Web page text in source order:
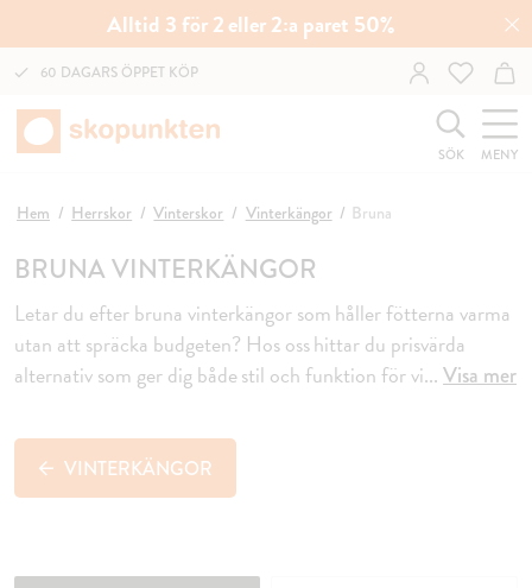
Alltid 3 för 2 eller 2:a paret 50%
60 DAGARS ÖPPET KÖP
SÖK MENY
Hem Herrskor Vinterskor Vinterkängor Bruna
BRUNA VINTERKÄNGOR
Letar du efter bruna vinterkängor som håller fötterna varma
utan att spräcka budgeten? Hos oss hittar du prisvärda
alternativ som ger dig både stil och funktion för vi...Visa mer
VINTERKÄNGOR